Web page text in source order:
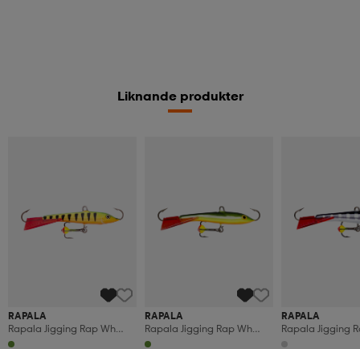
Liknande produkter
RAPALA
Rapala Jigging Rap Wh
5cm 9g P
RAPALA
Rapala Jigging Rap Wh
5cm 9g Byr
RAPALA
Rapala Jigging
5cm 9g Stbs